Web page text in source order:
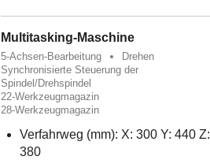
Multitasking-Maschine
5-Achsen-Bearbeitung
Drehen
Synchronisierte Steuerung der
Spindel/Drehspindel
22-Werkzeugmagazin
28-Werkzeugmagazin
Verfahrweg (mm): X: 300 Y: 440 Z:
380